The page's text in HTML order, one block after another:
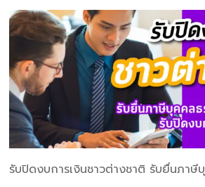
รับปิดงบการเงินชาวต่างชาติ รับยื่นภาษีบุ